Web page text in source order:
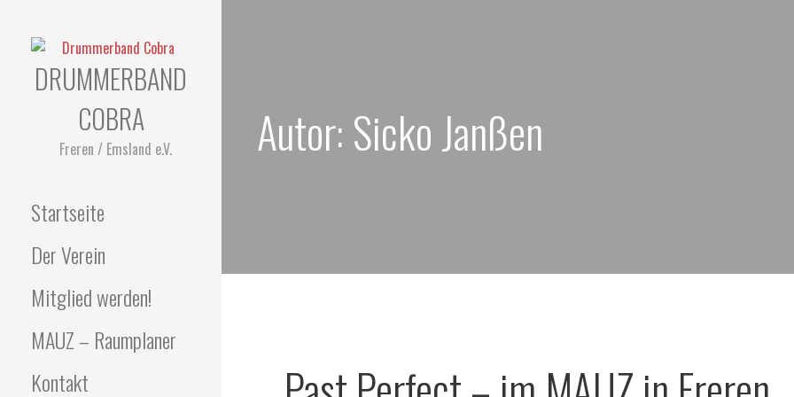
DRUMMERBAND
COBRA
Freren / Emsland e.V.
Startseite
Der Verein
Mitglied werden!
MAUZ – Raumplaner
Kontakt
Autor: Sicko Janßen